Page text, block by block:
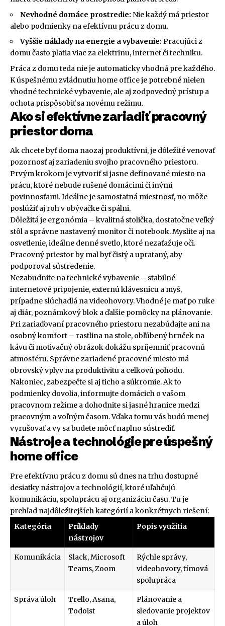
Nevhodné domáce prostredie: Nie každý má priestor
alebo podmienky na efektívnu prácu z domu.
Vyššie náklady na energie a vybavenie: Pracujúci z
domu často platia viac za elektrinu, internet či techniku.
Práca z domu teda nie je automaticky vhodná pre každého.
K úspešnému zvládnutiu home office je potrebné nielen
vhodné technické vybavenie, ale aj zodpovedný prístup a
ochota prispôsobiť sa novému režimu.
Ako si efektívne zariadiť pracovný
priestor doma
Ak chcete byť doma naozaj produktívni, je dôležité venovať
pozornosť aj zariadeniu svojho pracovného priestoru.
Prvým krokom je vytvoriť si jasne definované miesto na
prácu, ktoré nebude rušené domácimi či inými
povinnosťami. Ideálne je samostatná miestnosť, no môže
poslúžiť aj roh v obývačke či spálni.
Dôležitá je ergonómia – kvalitná stolička, dostatočne veľký
stôl a správne nastavený monitor či notebook. Myslite aj na
osvetlenie, ideálne denné svetlo, ktoré nezaťažuje oči.
Pracovný priestor by mal byť čistý a uprataný, aby
podporoval sústredenie.
Nezabudnite na technické vybavenie – stabilné
internetové pripojenie, externú klávesnicu a myš,
prípadne slúchadlá na videohovory. Vhodné je mať po ruke
aj diár, poznámkový blok a ďalšie pomôcky na plánovanie.
Pri zariaďovaní pracovného priestoru nezabúdajte ani na
osobný komfort – rastlina na stole, obľúbený hrnček na
kávu či motivačný obrázok dokážu spríjemniť pracovnú
atmosféru. Správne zariadené pracovné miesto má
obrovský vplyv na produktivitu a celkovú pohodu.
Nakoniec, zabezpečte si aj ticho a súkromie. Ak to
podmienky dovolia, informujte domácich o vašom
pracovnom režime a dohodnite si jasné hranice medzi
pracovným a voľným časom. Vďaka tomu vás budú menej
vyrušovať a vy sa budete môcť naplno sústrediť.
Nástroje a technológie pre úspešný
home office
Pre efektívnu prácu z domu sú dnes na trhu dostupné
desiatky nástrojov a technológií, ktoré uľahčujú
komunikáciu, spoluprácu aj organizáciu času. Tu je
prehľad najdôležitejších kategórií a konkrétnych riešení:
Kategória
Príklady
nástrojov
Popis využitia
Komunikácia
Slack, Microsoft
Teams, Zoom
Rýchle správy,
videohovory, tímová
spolupráca
Správa úloh
Trello, Asana,
Todoist
Plánovanie a
sledovanie projektov
a úloh